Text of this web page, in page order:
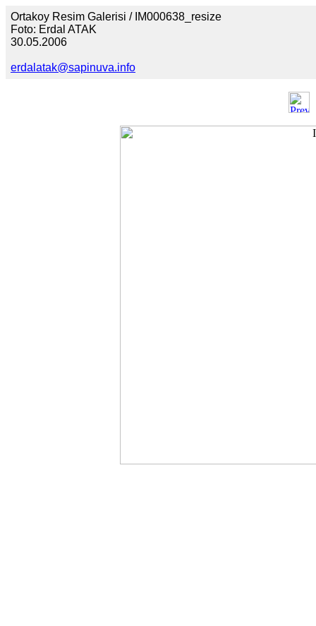
Ortakoy Resim Galerisi / IM000638_resize
Foto: Erdal ATAK
30.05.2006
erdalatak@sapinuva.info